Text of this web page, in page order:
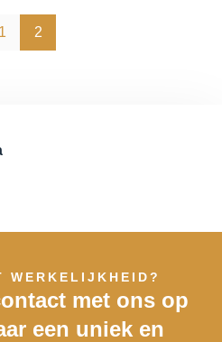
1 2
WERKELIJKHEID?
met ons op
een uniek en